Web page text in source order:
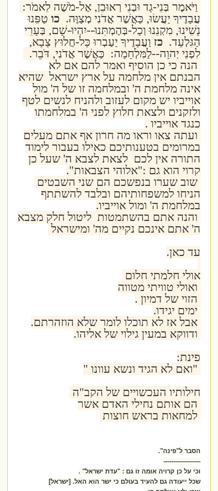
וַיֹּאמֶר בְּנֵי-גָד וּבְנֵי רְאוּבֵן, אֶל-מֹשֶׁה לֵאמֹר:
עֲבָדֶיךָ יַעֲשׂוּ, כַּאֲשֶׁר אֲדֹנִי מְצַוֶּה.כוטַפֵּנוּ
נָשֵׁינוּ, מִקְנֵנוּ וְכָל-בְּהֶמְתֵּנוּ--יִהְיוּ-שָׁם, בְּעָרֵי
הַגִּלְעָד.כזוַעֲבָדֶיךָ יַעַבְרוּ כָּל-חֲלוּץ צָבָא,
לִפְנֵי יְהוָה--לַמִּלְחָמָה: כַּאֲשֶׁר אֲדֹנִי, דֹּבֵר.
הנה כי כן הוסיף ואמר להם אם לא
הבנתם אין מלחמה על ארץ ישראל שהיא
אינה מלחמת ה' ובמלחמה זו של ה' מול
אוייביו יש מקום לעזוב ולהניח לנשים לטף
ולזקנים ולצאת חלוץ לפני ה' במלחמתו
כנגד אוייביו .
ועתה צאו וראו מה חרון אף אתם מעלים
במרומים בטענותיכם כאילו בעבור לימוד
התורה אין לכם לצאת לצבא ה' שעל כן
קרוי הוא גם :"אלוהי הצבאות".
שוב שערו בנפשכם הם שני השבטים
הניחו למשפחותיהם ובלבד להשתתף
במלחמת ה' ומול אוייביו.
והנה אתם בהשתמטות ליטול חלק מצבא
ה' אתם אינכם נקיים מה' ומישראל
עד כאן.
אולי חלמתי חלום
ואולי טוויתי מטווה
הזוי של דמיון .
ימים יגידו.
אבל אז לא תוכלו לומר שלא הוזהרתם.
ודווקא במעין גילוי של אליהו.
פינת:
"ואם לא הגיד ונשא עוונו "
חילותיו העכשויים של הקב"ה
הם אותם נחילי האדם אשר
למחאות בראש חוצות
הסבר ל"פינה".
-------------------
וכי על כן קרויה אומה זו גם : "עדת ישראל" .
שכל ייעודה גם להעיד בעולם כי ישר הוא האל. [ישראל]